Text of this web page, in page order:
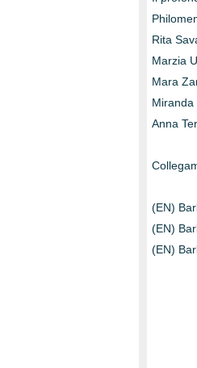
Rita
Marzia
Mara
Miranda
Anna
(EN)
(EN)
(EN)